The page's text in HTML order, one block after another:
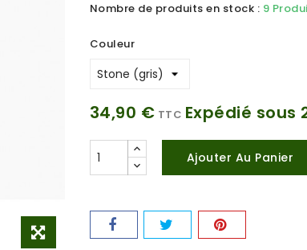
Nombre de produits en stock : 9
Couleur
34,90 € TTC Expédié sous
Ajouter Au Panier